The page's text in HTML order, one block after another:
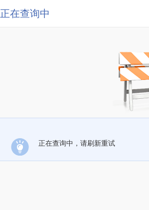
正在查询中
正在查询中，请刷新重试